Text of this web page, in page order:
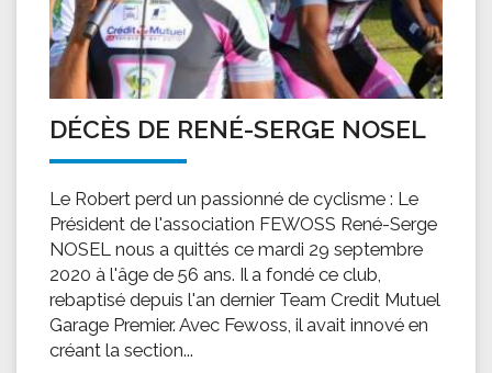
DÉCÈS DE RENÉ-SERGE NOSEL
Le Robert perd un passionné de cyclisme : Le
Président de l'association FEWOSS René-Serge
NOSEL nous a quittés ce mardi 29 septembre
2020 à l'âge de 56 ans. Il a fondé ce club,
rebaptisé depuis l'an dernier Team Credit Mutuel
Garage Premier. Avec Fewoss, il avait innové en
créant la section...